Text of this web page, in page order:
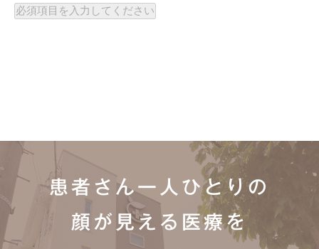
患者さん一人ひとりの
顔が見える医療を